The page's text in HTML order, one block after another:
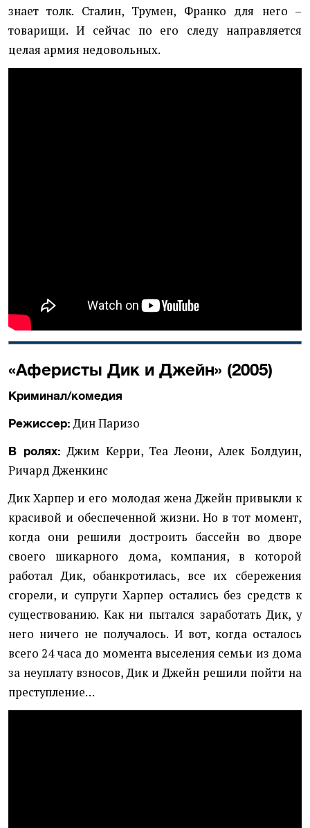
знает толк. Сталин, Трумен, Франко для него –
товарищи. И сейчас по его следу направляется
целая армия недовольных.
«Аферисты Дик и Джейн» (2005)
Криминал/комедия
Режиссер: Дин Паризо
В ролях: Джим Керри, Теа Леони, Алек Болдуин,
Ричард Дженкинс
Дик Харпер и его молодая жена Джейн привыкли к
красивой и обеспеченной жизни. Но в тот момент,
когда они решили достроить бассейн во дворе
своего шикарного дома, компания, в которой
работал Дик, обанкротилась, все их сбережения
сгорели, и супруги Харпер остались без средств к
существованию. Как ни пытался заработать Дик, у
него ничего не получалось. И вот, когда осталось
всего 24 часа до момента выселения семьи из дома
за неуплату взносов, Дик и Джейн решили пойти на
преступление…